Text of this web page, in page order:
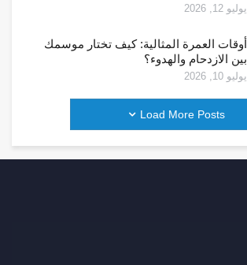
يوليو 12, 2026
أوقات العمرة المثالية: كيف تختار موسمك
بين الازدحام والهدوء؟
يوليو 10, 2026
Load More Posts